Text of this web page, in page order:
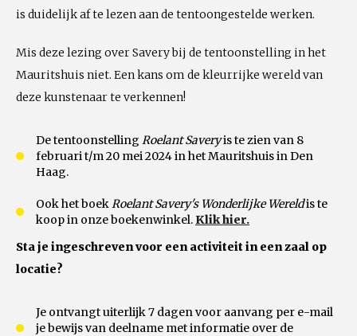
is duidelijk af te lezen aan de tentoongestelde werken.
Mis deze lezing over Savery bij de tentoonstelling in het
Mauritshuis niet. Een kans om de kleurrijke wereld van
deze kunstenaar te verkennen!
De tentoonstelling Roelant Saveryis te zien van 8
februari t/m 20 mei 2024 in het Mauritshuis in Den
Haag.
Ook het boekRoelant Savery's Wonderlijke Wereldis te
koop in onze boekenwinkel. Klik hier.
Sta je ingeschreven voor een activiteit in een zaal op
locatie?
Je ontvangt uiterlijk 7 dagen voor aanvang per e-mail
je bewijs van deelname met informatie over de